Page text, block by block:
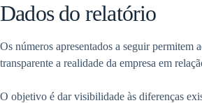
Dados do relatório
Os números apresentados a seguir permitem
transparente a realidade da empresa em
O objetivo é dar visibilidade às diferenças